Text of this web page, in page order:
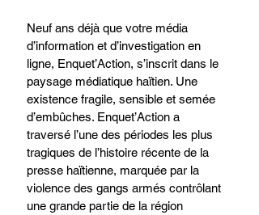
Neuf ans déjà que votre média
d’information et d’investigation en
ligne, Enquet’Action, s’inscrit dans le
paysage médiatique haïtien. Une
existence fragile, sensible et semée
d’embûches. Enquet’Action a
traversé l’une des périodes les plus
tragiques de l’histoire récente de la
presse haïtienne, marquée par la
violence des gangs armés contrôlant
une grande partie de la région